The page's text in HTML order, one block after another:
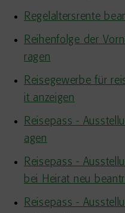
Regelaltersrente
Reihenfolge der
ragen
Reisegewerbe für
it anzeigen
Reisepass -
agen
Reisepass -
bei Heirat neu
Reisepass -